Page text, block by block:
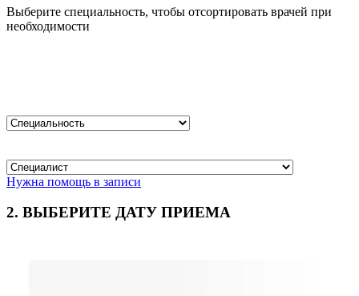
Выберите специальность, чтобы отсортировать врачей при
необходимости
Нужна помощь в записи
2. ВЫБЕРИТЕ ДАТУ ПРИЕМА